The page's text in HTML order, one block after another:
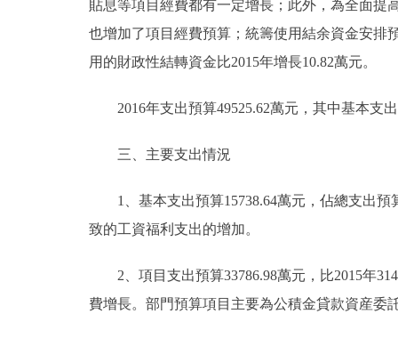
ITALIANO
貼息等項目經費都有一定增長；此外，為全面提
也增加了項目經費預算；統籌使用結余資金安排
用的財政性結轉資金比2015年增長10.82萬元。
2016年支出預算49525.62萬元，其中基本支出
三、主要支出情況
1、基本支出預算15738.64萬元，佔總支出預算
致的工資福利支出的增加。
2、項目支出預算33786.98萬元，比2015年
費增長。部門預算項目主要為公積金貸款資産委